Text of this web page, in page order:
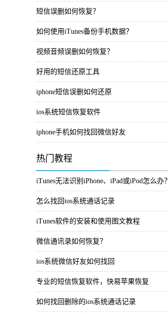
短信误删如何恢复？
如何使用iTunes备份手机数据？
视频音频误删如何恢复？
好用的短信还原工具
iphone短信误删如何还原
ios系统短信恢复软件
iphone手机如何找回微信好友
热门教程
iTunes无法识别iPhone、iPad或iPod怎么办？
怎么找回ios系统通话记录
iTunes软件的安装和使用图文教程
微信通讯录如何恢复？
ios系统微信好友如何找回
专业的短信恢复软件，快易苹果恢复
如何找回删除的ios系统通话记录